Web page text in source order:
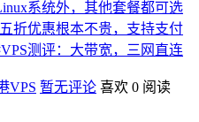
系统外，其他套餐都可选
折优惠根本不贵，支持支付
测评：大带宽，三网直连
VPS 暂无评论 喜欢 0 阅读